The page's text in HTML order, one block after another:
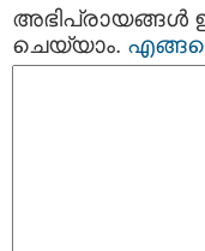
അഭിപ്രായങ്ങള്‍
ചെയ്യാം.